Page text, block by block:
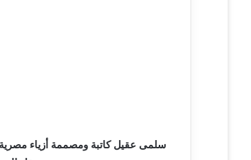
سلمى عقيل كاتبة ومصممة أزياء